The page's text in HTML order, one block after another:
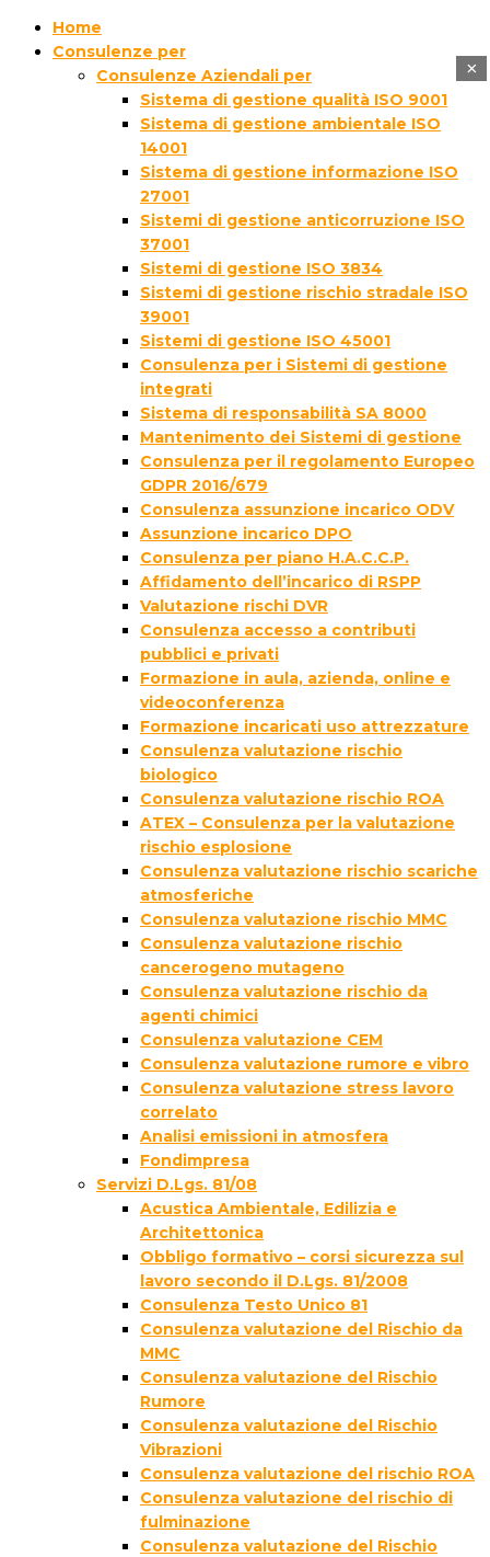
Home
Consulenze per
Consulenze Aziendali per
Sistema di gestione qualità ISO 9001
Sistema di gestione ambientale ISO
14001
Sistema di gestione informazione ISO
27001
Sistemi di gestione anticorruzione ISO
37001
Sistemi di gestione ISO 3834
Sistemi di gestione rischio stradale ISO
39001
Sistemi di gestione ISO 45001
Consulenza per i Sistemi di gestione
integrati
Sistema di responsabilità SA 8000
Mantenimento dei Sistemi di gestione
Consulenza per il regolamento Europeo
GDPR 2016/679
Consulenza assunzione incarico ODV
Assunzione incarico DPO
Consulenza per piano H.A.C.C.P.
Affidamento dell’incarico di RSPP
Valutazione rischi DVR
Consulenza accesso a contributi
pubblici e privati
Formazione in aula, azienda, online e
videoconferenza
Formazione incaricati uso attrezzature
Consulenza valutazione rischio
biologico
Consulenza valutazione rischio ROA
ATEX – Consulenza per la valutazione
rischio esplosione
Consulenza valutazione rischio scariche
atmosferiche
Consulenza valutazione rischio MMC
Consulenza valutazione rischio
cancerogeno mutageno
Consulenza valutazione rischio da
agenti chimici
Consulenza valutazione CEM
Consulenza valutazione rumore e vibro
Consulenza valutazione stress lavoro
correlato
Analisi emissioni in atmosfera
Fondimpresa
Servizi D.Lgs. 81/08
Acustica Ambientale, Edilizia e
Architettonica
Obbligo formativo – corsi sicurezza sul
lavoro secondo il D.Lgs. 81/2008
Consulenza Testo Unico 81
Consulenza valutazione del Rischio da
MMC
Consulenza valutazione del Rischio
Rumore
Consulenza valutazione del Rischio
Vibrazioni
Consulenza valutazione del rischio ROA
Consulenza valutazione del rischio di
fulminazione
Consulenza valutazione del Rischio
×